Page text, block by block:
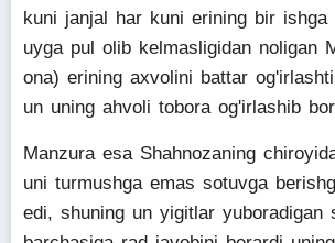
kuni janjal har kuni erining bir ishga
uyga pul olib kelmasligidan noligan
ona) erining axvolini battar
un uning ahvoli tobora og'irlashib
Manzura esa Shahnozaning
uni turmushga emas sotuvga
edi, shuning un yigitlar yuboradigan